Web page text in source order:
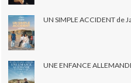
UN SIMPLE ACCIDENT de
UNE ENFANCE